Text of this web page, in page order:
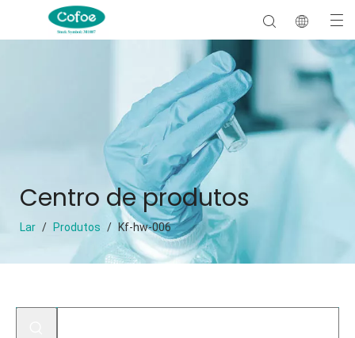
Centro de produtos
Lar / Produtos / Kf-hw-006